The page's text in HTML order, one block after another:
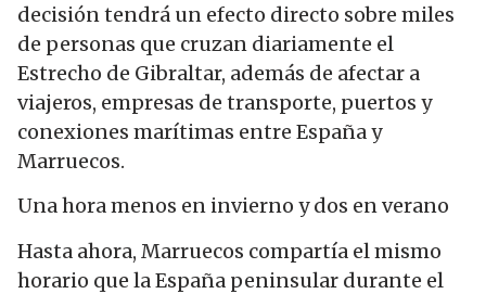
decisión tendrá un efecto directo sobre miles
de personas que cruzan diariamente el
Estrecho de Gibraltar, además de afectar a
viajeros, empresas de transporte, puertos y
conexiones marítimas entre España y
Marruecos.
Una hora menos en invierno y dos en verano
Hasta ahora, Marruecos compartía el mismo
horario que la España peninsular durante el